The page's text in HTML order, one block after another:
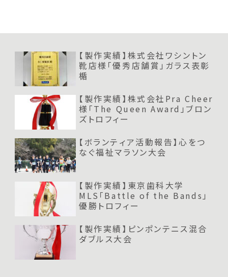
【製作実績】株式会社ワシントン
靴店様「優秀店舗賞」ガラス表彰
楯
【製作実績】株式会社Pra Cheer
様「The Queen Award」ブロン
ズトロフィー
【ボランティア活動報告】心をつ
なぐ福祉マラソン大会
【製作実績】東京歯科大学
MLS「Battle of the Bands」
優勝トロフィー
【製作実績】ピンポンテニス混合
ダブルス大会